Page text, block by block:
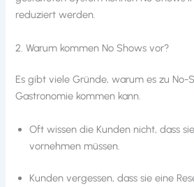
reduziert werden.
2. Warum kommen No Shows vor?
Es gibt viele Gründe, warum es zu No-
Gastronomie kommen kann.
Oft wissen die Kunden nicht, dass
vornehmen müssen.
Kunden vergessen, dass sie eine